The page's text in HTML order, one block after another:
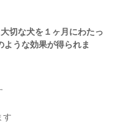
切な犬を１ヶ月にわたっ
うな効果が得られま
す